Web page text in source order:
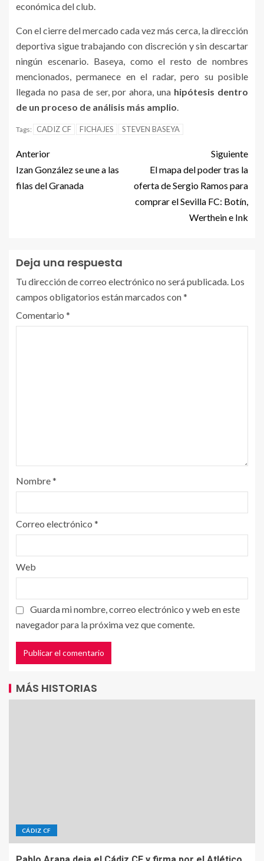
económica del club.
Con el cierre del mercado cada vez más cerca, la dirección
deportiva sigue trabajando con discreción y sin descartar
ningún escenario. Baseya, como el resto de nombres
mencionados, permanece en el radar, pero su posible
llegada no pasa de ser, por ahora, una hipótesis dentro
de un proceso de análisis más amplio.
Tags: CADIZ CF FICHAJES STEVEN BASEYA
Anterior
Izan González se une a las
filas del Granada
Siguiente
El mapa del poder tras la
oferta de Sergio Ramos para
comprar el Sevilla FC: Botín,
Werthein e Ink
Deja una respuesta
Tu dirección de correo electrónico no será publicada. Los
campos obligatorios están marcados con*
Comentario *
Nombre*
Correo electrónico *
Web
Guarda mi nombre, correo electrónico y web en este
navegador para la próxima vez que comente.
MÁS HISTORIAS
CÁDIZ CF